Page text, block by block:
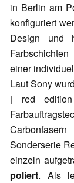
in Berlin am
konfiguriert
Design und
einer
Laut Sony
| red edition
Sonderserie
einzeln
poliert. Als